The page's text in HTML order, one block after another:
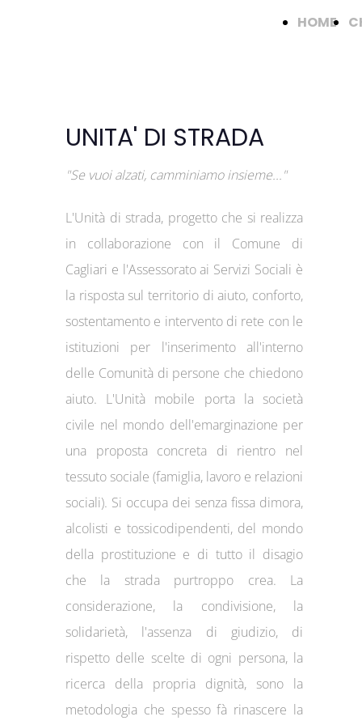
HOME
UNITA' DI STRADA
"Se vuoi alzati, camminiamo insieme..."
L'Unità di strada, progetto che si realizza
in collaborazione con il Comune di
Cagliari e l'Assessorato ai Servizi Sociali è
la risposta sul territorio di aiuto, conforto,
sostentamento e intervento di rete con le
istituzioni per l'inserimento all'interno
delle Comunità di persone che chiedono
aiuto. L'Unità mobile porta la società
civile nel mondo dell'emarginazione per
una proposta concreta di rientro nel
tessuto sociale (famiglia, lavoro e relazioni
sociali). Si occupa dei senza fissa dimora,
alcolisti e tossicodipendenti, del mondo
della prostituzione e di tutto il disagio
che la strada purtroppo crea. La
considerazione, la condivisione, la
solidarietà, l'assenza di giudizio, di
rispetto delle scelte di ogni persona, la
ricerca della propria dignità, sono la
metodologia che spesso fà rinascere la